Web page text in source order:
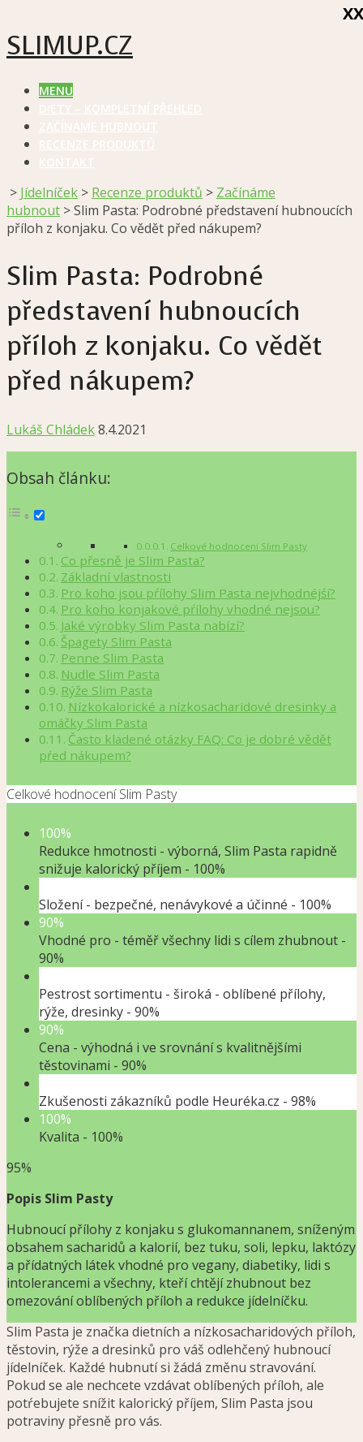
SLIMUP.CZ
MENU
> Jídelníček > Recenze produktů > Začínáme
hubnout >Slim Pasta: Podrobné představení hubnoucích
příloh z konjaku. Co vědět před nákupem?
Slim Pasta: Podrobné
představení hubnoucích
příloh z konjaku. Co vědět
před nákupem?
Lukáš Chládek8.4.2021
Obsah článku:
Celkové hodnocení Slim Pasty
Co přesně je Slim Pasta?
Základní vlastnosti
Pro koho jsou pŕílohy Slim Pasta nejvhodnéjśí?
Pro koho konjakové pŕílohy vhodné nejsou?
Jaké výrobky Slim Pasta nabízí?
Špagety Slim Pasta
Penne Slim Pasta
Nudle Slim Pasta
Rýže Slim Pasta
Nízkokalorické a nízkosacharidové dresinky a
omáčky Slim Pasta
Často kladené otázky FAQ: Co je dobré vědět
pŕed nákupem?
Celkové hodnocení Slim Pasty
100%
Redukce hmotnosti - výborná, Slim Pasta rapidně
snižuje kalorický příjem - 100%
Složení - bezpečné, nenávykové a účinné - 100%
90%
Vhodné pro - téměř všechny lidi s cílem zhubnout -
90%
Pestrost sortimentu - široká - oblíbené přílohy,
rýže, dresinky - 90%
90%
Cena - výhodná i ve srovnání s kvalitnějšími
těstovinami - 90%
Zkušenosti zákazníků podle Heuréka.cz - 98%
100%
Kvalita - 100%
95%
Popis Slim Pasty
Hubnoucí přílohy z konjaku s glukomannanem, sníženým
obsahem sacharidů a kalorií, bez tuku, soli, lepku, laktózy
a přídatných látek vhodné pro vegany, diabetiky, lidi s
intolerancemi a všechny, kteří chtějí zhubnout bez
omezování oblíbených příloh a redukce jídelníčku.
Slim Pasta je značka dietních a nízkosacharidových příloh,
těstovin, rýže a dresinků pro váš odlehčený hubnoucí
jídelníček. Každé hubnutí si žádá změnu stravování.
Pokud se ale nechcete vzdávat oblíbených pŕíloh, ale
potŕebujete snížit kalorický příjem, Slim Pasta jsou
potraviny přesně pro vás.
XX